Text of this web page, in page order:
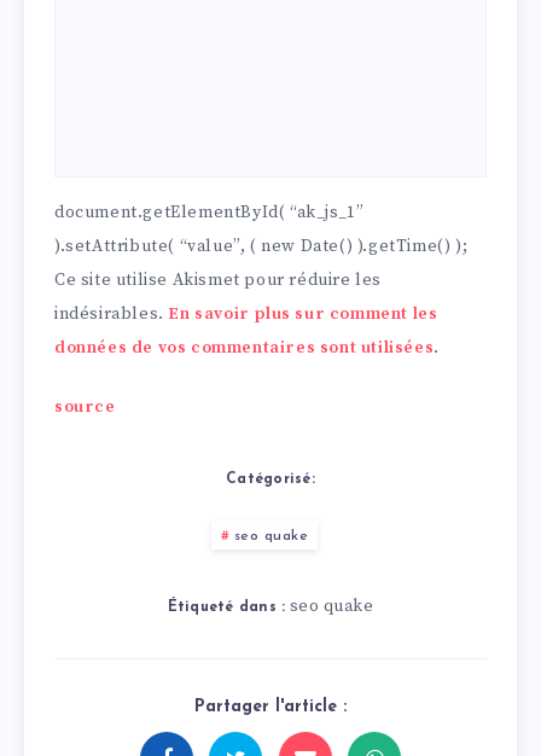
document.getElementById( “ak_js_1”
).setAttribute( “value”, ( new Date() ).getTime() );
Ce site utilise Akismet pour réduire les
indésirables. En savoir plus sur comment les
données de vos commentaires sont utilisées.
source
Catégorisé:
seo quake
Étiqueté dans : seo quake
Partager l'article :